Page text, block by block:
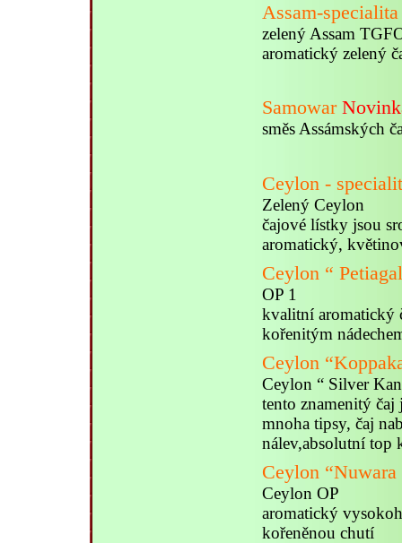
Assam-
zelený Assam
aromatický zelený
Samowar
směs Assámských
Ceylon -
Zelený Ceylon
čajové lístky jsou
aromatický,
Ceylon “
OP 1
kvalitní aromatický
kořenitým
Ceylon
Ceylon “ Silver
tento znamenitý
mnoha tipsy, čaj
nálev,absolutní top
Ceylon
Ceylon OP
aromatický
kořeněnou chutí